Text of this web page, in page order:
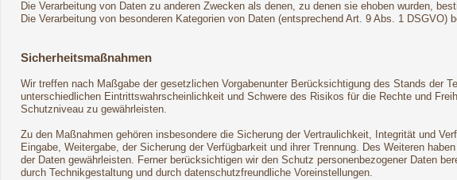
Die Verarbeitung von Daten zu anderen Zwecken als denen, zu denen sie ehoben wurden,
Die Verarbeitung von besonderen Kategorien von Daten (entsprechend Art. 9 Abs. 1
Sicherheitsmaßnahmen
Wir treffen nach Maßgabe der gesetzlichen Vorgabenunter Berücksichtigung des Stands der
unterschiedlichen Eintrittswahrscheinlichkeit und Schwere des Risikos für die Rechte und
Schutzniveau zu gewährleisten.
Zu den Maßnahmen gehören insbesondere die Sicherung der Vertraulichkeit, Integrität und
Eingabe, Weitergabe, der Sicherung der Verfügbarkeit und ihrer Trennung. Des Weiteren
der Daten gewährleisten. Ferner berücksichtigen wir den Schutz personenbezogener Daten
durch Technikgestaltung und durch datenschutzfreundliche Voreinstellungen.